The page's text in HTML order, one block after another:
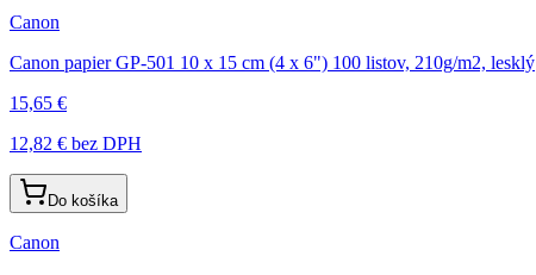
Canon
Canon papier GP-501 10 x 15 cm (4 x 6") 100 listov, 210g/m2, lesklý
15,65 €
12,82 € bez DPH
Do košíka
Canon